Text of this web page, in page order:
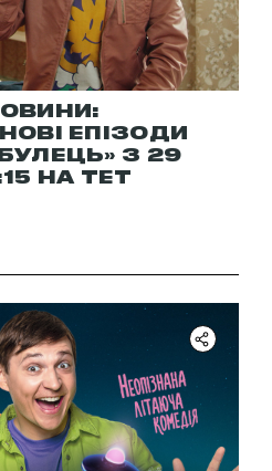
ЕПІЗОДИ
З 29
НА ТЕТ